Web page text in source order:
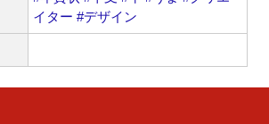
イター #デザイン